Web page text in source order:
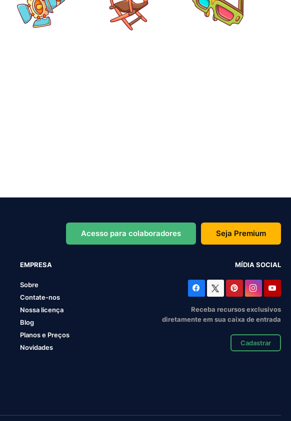
Acesso para colaboradores Seja Premium
EMPRESA
Sobre
Contate-nos
Nossa licença
Blog
Planos e Preços
Novidades
MÍDIA SOCIAL
Receba recursos exclusivos
diretamente em sua caixa de entrada
Cadastrar